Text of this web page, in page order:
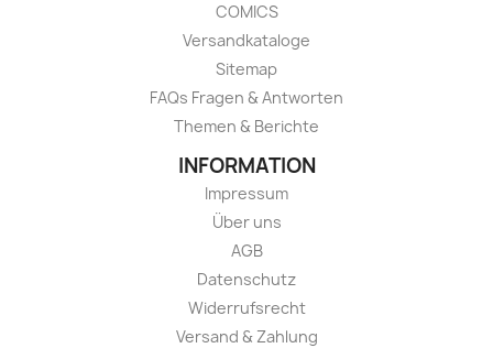
COMICS
Versandkataloge
Sitemap
FAQs Fragen & Antworten
Themen & Berichte
INFORMATION
Impressum
Über uns
AGB
Datenschutz
Widerrufsrecht
Versand & Zahlung